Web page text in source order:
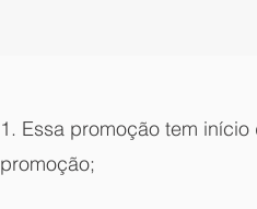
1. Essa promoção tem
promoção;